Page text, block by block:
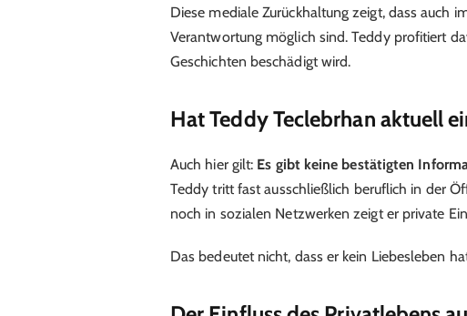
Diese mediale Zurückhaltung zeigt, dass auch
Verantwortung möglich sind. Teddy profitiert
Geschichten beschädigt wird.
Hat Teddy Teclebrhan aktuell
Auch hier gilt: Es gibt keine bestätigten
Teddy tritt fast ausschließlich beruflich in der
noch in sozialen Netzwerken zeigt er private
Das bedeutet nicht, dass er kein Liebesleben